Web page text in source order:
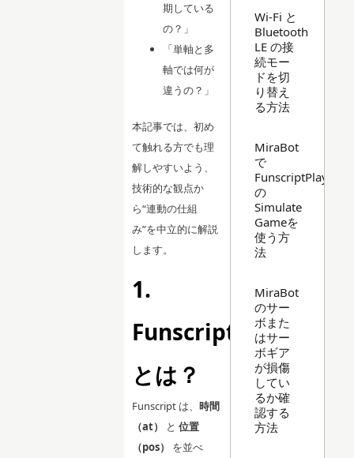
期している
の？」
「単軸と多
軸では何が
違うの？」
本記事では、初め
て触れる方でも理
解しやすいよう、
技術的な観点か
ら“連動の仕組
み”を中立的に解説
します。
1.
Funscript
とは？
Funscript は、時間
（at）
と位置
（pos）
を並べ
Wi-Fi と
Bluetooth
LE の接
続モー
ドを切
り替え
る方法
MiraBot
で
FunscriptPlayer
の
Simulate
Gameを
使う方
法
MiraBot
のサー
ボまた
はサー
ボギア
が損傷
してい
るか確
認する
方法